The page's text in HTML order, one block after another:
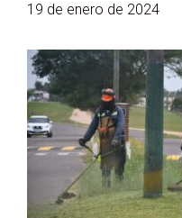
19 de enero de 2024